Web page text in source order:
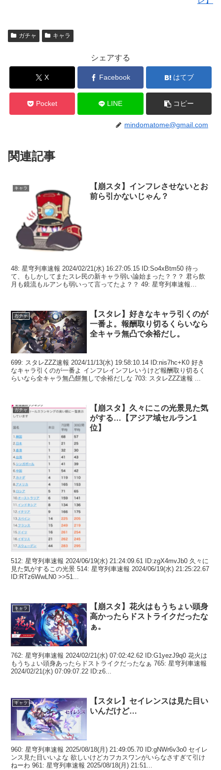
ガチャ キャラ
シェアする
X Facebook はてブ
Pocket LINE コピー
mindomatome@gmail.com
関連記事
キャラ
【崩スタ】インフレさせないとお
前ら引かないじゃん？
48: 星穹列車速報 2024/02/21(水) 16:27:05.15 ID:So4xBtm50 待っ
て、もしかしてまたスレ民の新キャラ弱い論始まった？？？ 君ら飲
月も鏡流もルアンも弱いって言ってたよ？？ 49: 星穹列車速報
ガチャ
【スタレ】好きなキャラ引くのが
一番よ。報酬取り切るくらいなら
全キャラ無凸で余裕だし。
699: スタレZZZ速報 2024/11/13(水) 19:58:10.14 ID:nis7hc+K0 好き
なキャラ引くのが一番よ インフレインフレいうけど報酬取り切るく
らいなら全キャラ無凸餅無しで余裕だしな 703: スタレZZZ速報 ...
ガチャ
【崩スタ】久々にこの光景見た気
がする…【アジア域セルラン1
位】
512: 星穹列車速報 2024/06/19(水) 21:24:09.61 ID:zgX4mvJb0 久々に
見た気がするこの光景 514: 星穹列車速報 2024/06/19(水) 21:25:22.67
ID:RTz6WwLN0 >>51...
キャラ
【崩スタ】花火はもうちょい頭身
高かったらドストライクだったな
ぁ。
762: 星穹列車速報 2024/02/21(水) 07:02:42.62 ID:G1yezJ9q0 花火は
もうちょい頭身あったらドストライクだったなぁ 765: 星穹列車速報
2024/02/21(水) 07:09:07.22 ID:z6...
キャラ
【スタレ】セイレンスは見た目い
いんだけど…
960: 星穹列車速報 2025/08/18(月) 21:49:05.70 ID:gNWr6v3o0 セイレ
ンス見た目いいよな 欲しいけどカフカスワンがいらなさすぎて引け
ねーわ 961: 星穹列車速報 2025/08/18(月) 21:51...